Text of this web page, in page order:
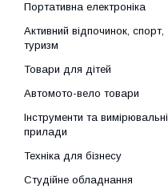
Портативна електроніка
Активний відпочинок, спорт,
туризм
Товари для дітей
Автомото-вело товари
Інструменти та вимірювальні
прилади
Техніка для бізнесу
Студійне обладнання